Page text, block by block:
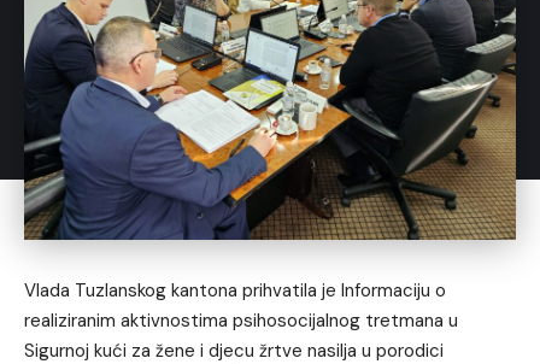
Vlada Tuzlanskog kantona prihvatila je Informaciju o
realiziranim aktivnostima psihosocijalnog tretmana u
Sigurnoj kući za žene i djecu žrtve nasilja u porodici